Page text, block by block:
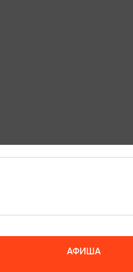
АФИША